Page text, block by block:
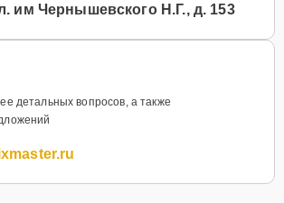
им Чернышевского Н.Г., д. 153
детальных вопросов, а также